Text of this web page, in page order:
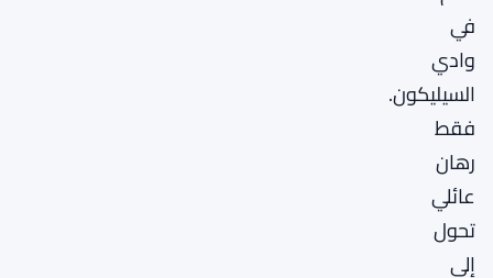
في
وادي
السيليكون.
فقط
رهان
عائلي
تحول
إلى